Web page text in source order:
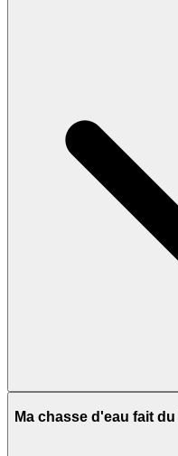
Ma chasse d'eau fait